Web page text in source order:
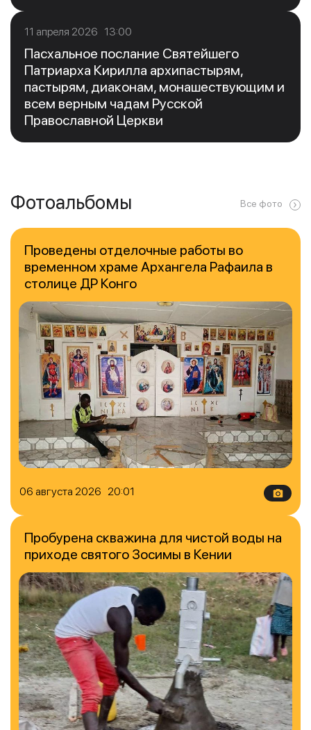
11 апреля 2026 13:00
Пасхальное послание Святейшего
Патриарха Кирилла архипастырям,
пастырям, диаконам, монашествующим и
всем верным чадам Русской
Православной Церкви
Фотоальбомы Все фото
06 августа 2026 20:01
Проведены отделочные работы во
временном храме Архангела Рафаила в
столице ДР Конго
Пробурена скважина для чистой воды на
приходе святого Зосимы в Кении